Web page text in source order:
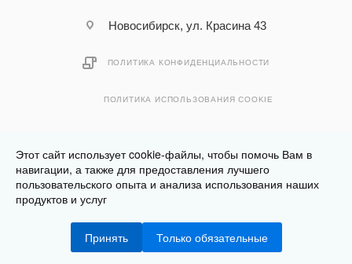
Новосибирск, ул. Красина 43
ПОЛИТИКА КОНФИДЕНЦИАЛЬНОСТИ
ПОЛИТИКА ИСПОЛЬЗОВАНИЯ COOKIE
Разработано вКлюква.Студия
2026 © Финист - интернет-магазин мебели
Этот сайт использует cookie-файлы, чтобы помочь Вам в
навигации, а также для предоставления лучшего
пользовательского опыта и анализа использования наших
продуктов и услуг
Принять Только обязательные